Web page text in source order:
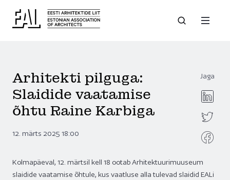
Jaga
Arhitekti pilguga:
Slaidide vaatamise
õhtu Raine Karbiga
12. märts 2025 18:00
Kolmapäeval, 12. märtsil kell 18 ootabArhitektuurimuuseum
slaidide vaatamise õhtule, kus vaatluse alla tulevad slaidid EALi